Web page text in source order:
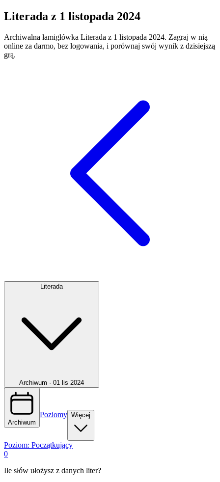
Literada z 1 listopada 2024
Archiwalna łamigłówka Literada z 1 listopada 2024. Zagraj w nią
online za darmo, bez logowania, i porównaj swój wynik z dzisiejszą
grą.
Literada
Archiwum · 01 lis 2024
Archiwum
Poziomy Więcej
Poziom: Początkujący
0
Ile słów ułożysz z danych liter?